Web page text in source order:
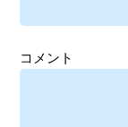
コメント